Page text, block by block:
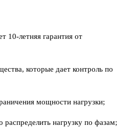
10-летняя гарантия от
которые дает контроль по
мощности нагрузки;
нагрузку по фазам;